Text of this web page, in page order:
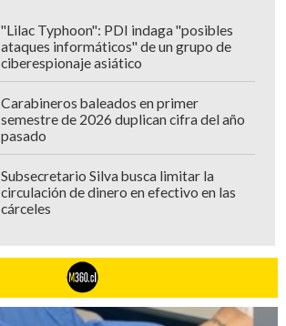
"Lilac Typhoon": PDI indaga "posibles
ataques informáticos" de un grupo de
ciberespionaje asiático
Carabineros baleados en primer
semestre de 2026 duplican cifra del año
pasado
Subsecretario Silva busca limitar la
circulación de dinero en efectivo en las
cárceles